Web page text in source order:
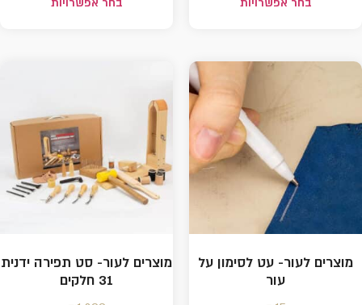
מוצרים לעור- עט לסימון על
עור
מוצרים לעור- סט תפירה ידנית
31 חלקים